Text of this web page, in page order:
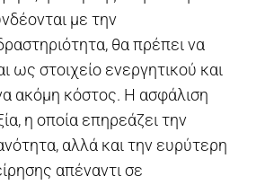
με την
θα πρέπει να
ως στοιχείο ενεργητικού και
ακόμη κόστος. Η ασφάλιση
η οποία επηρεάζει την
αλλά και την ευρύτερη
απέναντι σε